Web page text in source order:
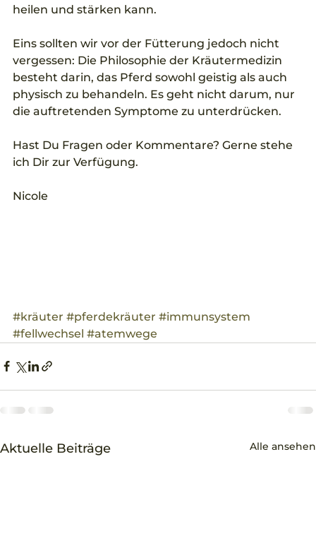
heilen und stärken kann.
Eins sollten wir vor der Fütterung jedoch nicht
vergessen: Die Philosophie der Kräutermedizin
besteht darin, das Pferd sowohl geistig als auch
physisch zu behandeln. Es geht nicht darum, nur
die auftretenden Symptome zu unterdrücken.
Hast Du Fragen oder Kommentare? Gerne stehe
ich Dir zur Verfügung.
Nicole
#kräuter #pferdekräuter #immunsystem
#fellwechsel #atemwege
Aktuelle Beiträge Alle ansehen